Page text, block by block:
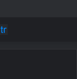
kaybetti